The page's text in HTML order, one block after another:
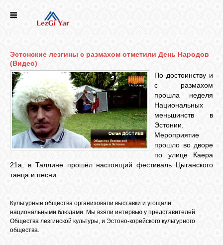
СЕЛА
ИСТОРИЯ
КУЛЬТУРА
ГОЛОС
БИБЛИОТЕКА
Эстонские лезгины с размахом отметили День Народов
(Видео)
По достоинству и
с размахом
прошла неделя
Национальных
меньшинств в
Эстонии.
Мероприятие
прошло во дворе
по улице Каера
21а, в Таллине прошёл настоящий фестиваль Цыганского
танца и песни.
Культурные общества организовали выставки и угощали
национальными блюдами. Мы взяли интервью у представителей
Общества лезгинской культуры, и Эстоно-корейского культурного
общества.